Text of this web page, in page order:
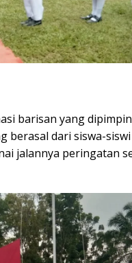
barisan yang
dari siswa-
jalannya peringatan